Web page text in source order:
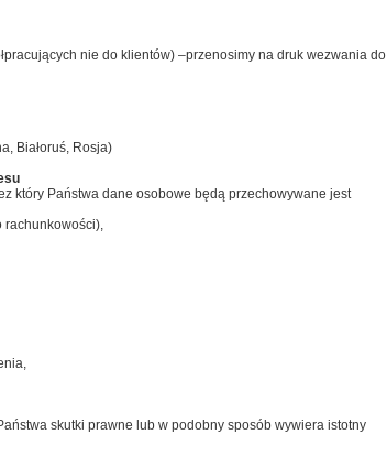
nie do klientów) –przenosimy na druk wezwania do
Białoruś, Rosja)
który Państwa dane osobowe będą przechowywane jest
rachunkowości),
skutki prawne lub w podobny sposób wywiera istotny